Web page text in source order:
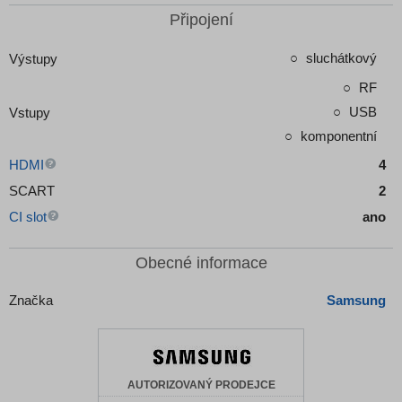
Připojení
Výstupy sluchátkový
Vstupy
RF
USB
komponentní
HDMI
4
SCART
2
CI slot
ano
Obecné informace
Značka Samsung
AUTORIZOVANÝ PRODEJCE